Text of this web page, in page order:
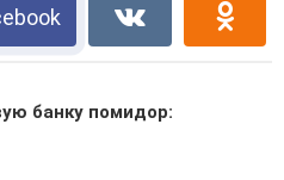
банку помидор: